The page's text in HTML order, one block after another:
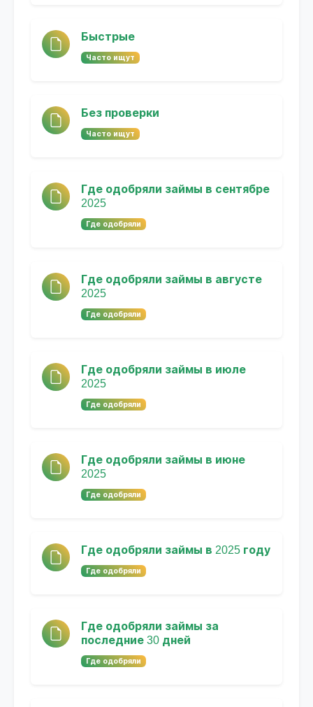
Быстрые
Часто ищут
Без проверки
Часто ищут
Где одобряли займы в сентябре
2025
Где одобряли
Где одобряли займы в августе
2025
Где одобряли
Где одобряли займы в июле
2025
Где одобряли
Где одобряли займы в июне
2025
Где одобряли
Где одобряли займы в 2025 году
Где одобряли
Где одобряли займы за
последние 30 дней
Где одобряли